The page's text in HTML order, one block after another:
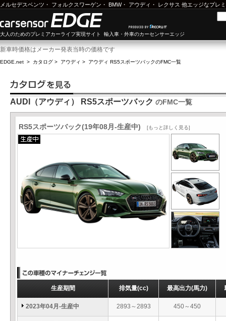
メルセデスベンツ ・ フォルクスワーゲン ・ BMW・ アウディ ・ レクサス 他エッジなプレ
大人のためのプレミアカーライフ実現サイト 輸入車・外車のカーセンサーエッジ
新車時価格はメーカー発表当時の価格です
EDGE.net > カタログ > アウディ > アウディ RS5スポーツバックのFMC一覧
AUDI（アウディ） RS5スポーツバック のFMC一覧
RS5スポーツバック(19年08月-生産中) [もっと詳しく見る]
生産期間 排気量(cc) 最高出力(馬力)
2023年04月-生産中 2893～2893 450～450